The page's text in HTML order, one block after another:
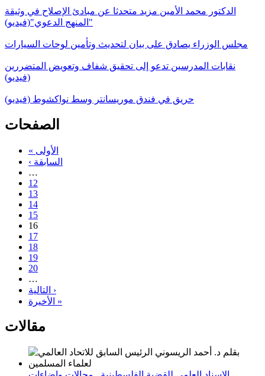
الدكتور محمد الأمين مزيد متحدثا عن مبادئ الإصلاح في وثيقة
"المنهج الدعوي"(فيديو)
مجلس الوزراء يصادق على بيان لتحديث وتأمين لوحات السيارات
نقابات المدرسين تدعو إلى تحقيق شفاف وتعويض المتضررين
(فيديو)
حريق في فندق موريسانتر وسط نواكشوط (فيديو)
الصفحات
« الأولى
‹ السابقة
…
12
13
14
15
16
17
18
19
20
…
التالية ›
الأخيرة »
مقالات